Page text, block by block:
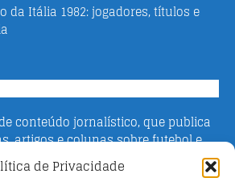
de Privacidade
da Itália 1982: jogadores, títulos e
conteúdo jornalístico, que publica
artigos e colunas sobre futebol e
Fundado em 2016 pelo jornalista
tem como objetivo informar o